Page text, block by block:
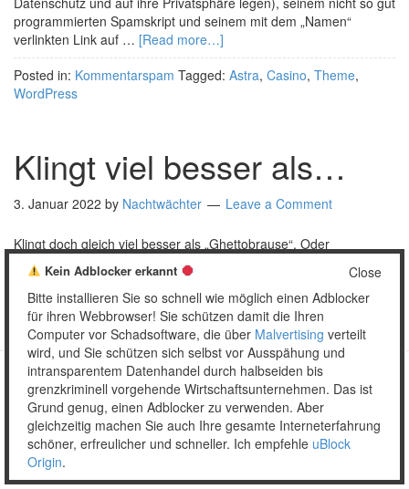
programmierten Spamskript und seinem mit dem „Namen“
verlinkten Link auf … [Read more…]
Posted in: Kommentarspam Tagged: Astra, Casino, Theme,
WordPress
Klingt viel besser als…
3. Januar 2022 by Nachtwächter Leave a Comment
Klingt doch gleich viel besser als „Ghettobrause“. Oder
„Panscherei“.
Posted in:Verpackung Tagged:Astra ,Bier
Copyright © 2026 Unser täglich Spam.
MobileWordPress Theme by themehall.com
Close
Kein Adblocker erkannt
Bitte installieren Sie so schnell wie möglich einen Adblocker
für ihren Webbrowser! Sie schützen damit die Ihren
Computer vor Schadsoftware, die über Malvertising verteilt
wird, und Sie schützen sich selbst vor Ausspähung und
intransparentem Datenhandel durch halbseiden bis
grenzkriminell vorgehende Wirtschaftsunternehmen. Das ist
Grund genug, einen Adblocker zu verwenden. Aber
gleichzeitig machen Sie auch Ihre gesamte Interneterfahrung
schöner, erfreulicher und schneller. Ich empfehle uBlock
Origin.